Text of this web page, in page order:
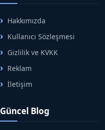
Hakkımızda
Kullanıcı Sözleşmesi
Gizlilik ve KVKK
Reklam
İletişim
Güncel Blog